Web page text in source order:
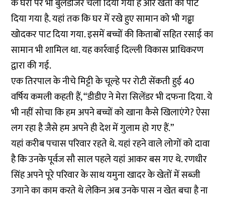
के घरों पर भी बुलडोजर चला दिया गया है और खेतों को पाट
दिया गया है. यहां तक कि घर में रखे हुए सामान को भी गढ्ढा
खोदकर पाट दिया गया. इसमें बच्चों की किताबों सहित रसाई का
सामान भी शामिल था. यह कार्रवाई दिल्ली विकास प्राधिकरण
द्वारा की गई.
एक तिरपाल के नीचे मिट्टी के चूल्हे पर रोटी सेंकती हुई 40
वर्षिय कमली कहती हैं, “डीडीए ने मेरा सिलेंडर भी दफना दिया. ये
भी नहीं सोचा कि हम अपने बच्चों को खाना कैसे खिलाएंगे? ऐसा
लग रहा है जैसे हम अपने ही देश में गुलाम हो गए हैं.”
यहां करीब पचास परिवार रहते थे. यहां रहने वाले लोगों को दावा
है कि उनके पूर्वज सौ साल पहले यहां आकर बस गए थे. रणधीर
सिंह अपने पूरे परिवार के साथ यमुना खादर के खेतों में सब्जी
उगाने का काम करते थे लेकिन अब उनके पास न खेत बचा है ना